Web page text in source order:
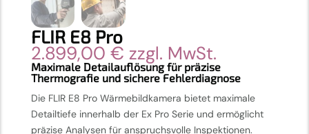
FLIR E8 Pro
2.899,00 € zzgl. MwSt.
Maximale Detailauflösung für präzise
Thermografie und sichere Fehlerdiagnose
Die FLIR E8 Pro Wärmebildkamera bietet maximale
Detailtiefe innerhalb der Ex Pro Serie und ermöglicht
präzise Analysen für anspruchsvolle Inspektionen.